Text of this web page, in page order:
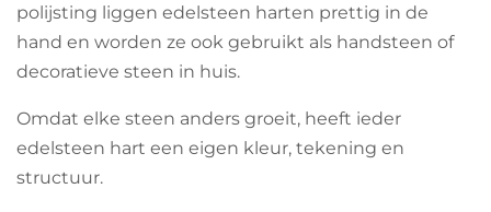
polijsting liggen edelsteen harten prettig in de
hand en worden ze ook gebruikt als handsteen of
decoratieve steen in huis.
Omdat elke steen anders groeit, heeft ieder
edelsteen hart een eigen kleur, tekening en
structuur.